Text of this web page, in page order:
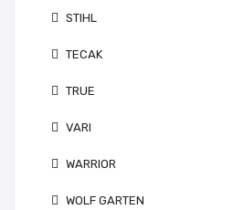
STIHL
TECAK
TRUE
VARI
WARRIOR
WOLF GARTEN